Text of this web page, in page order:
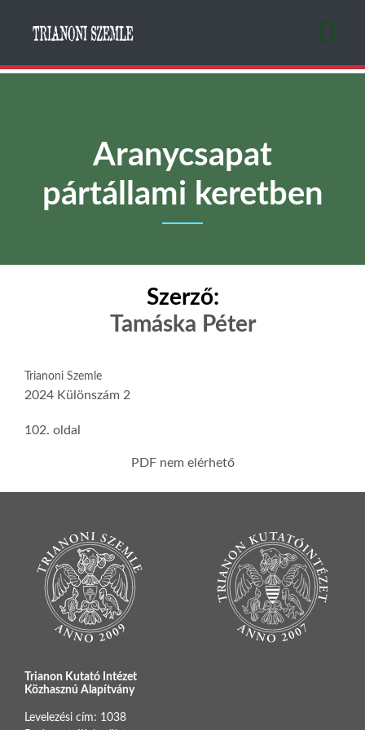
Aranycsapat
pártállami keretben
Szerző:
Tamáska Péter
Trianoni Szemle
2024 Különszám 2
102. oldal
PDF nem elérhető
Trianon Kutató Intézet
Közhasznú Alapítvány
Levelezési cím: 1038